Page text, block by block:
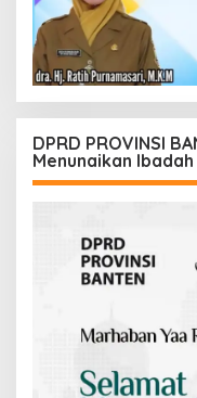
DPRD PROVINSI
Menunaikan Ibadah